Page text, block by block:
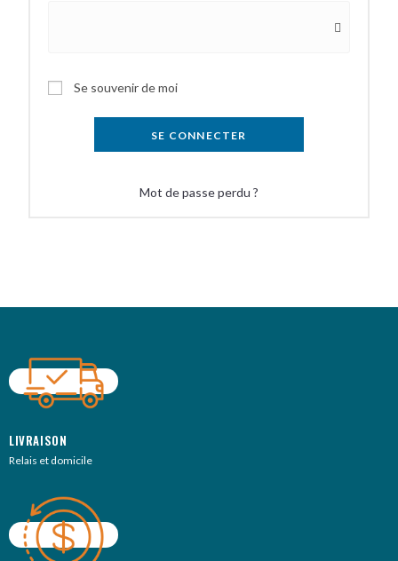
Se souvenir de moi
SE CONNECTER
Mot de passe perdu ?
LIVRAISON
Relais et domicile